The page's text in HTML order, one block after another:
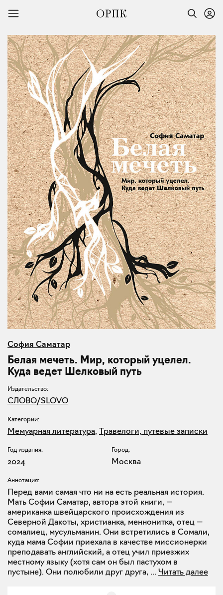
София Саматар
Белая мечеть. Мир, который уцелел.
Куда ведет Шелковый путь
Издательство:
СЛОВО/SLOVO
Категории:
Мемуарная литература, Травелоги, путевые записки
Год издания:
2024
Город:
Москва
Аннотация:
Перед вами самая что ни на есть реальная история.
Мать Софии Саматар, автора этой книги, —
американка швейцарского происхождения из
Северной Дакоты, христианка, меннонитка, отец —
сомалиец, мусульманин. Они встретились в Сомали,
куда мама Софии приехала в качестве миссионерки
преподавать английский, а отец учил приезжих
местному языку (хотя сам он был пастухом в
пустыне). Они полюбили друг друга, ... Читать далее